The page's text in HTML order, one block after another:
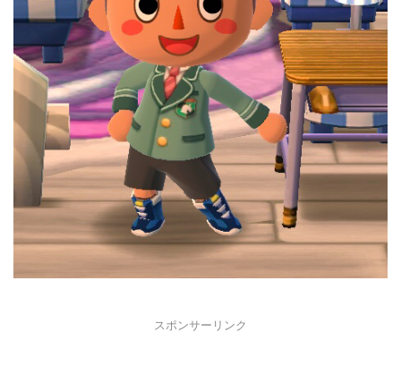
スポンサーリンク